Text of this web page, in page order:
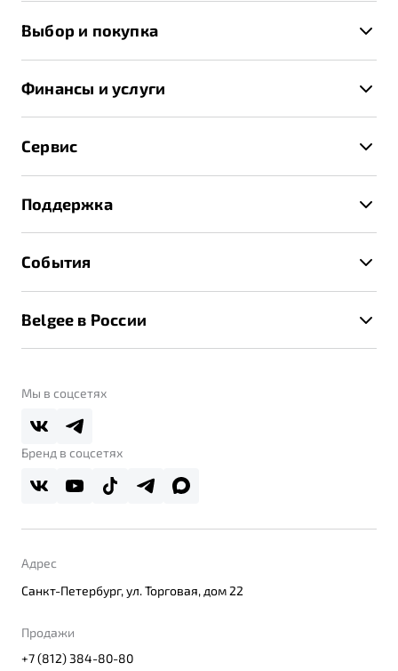
X70
Выбор и покупка
Записаться на тест-драйв
Получить предложение
Финансы и услуги
Страхование
Расчет КАСКО
Сервис
Техническое обслуживание
Калькулятор ТО
Поддержка
Помощь на дорогах
Belgee Линк
Belgee Плюс
Реферальная программа
События
Belgee в России
О дилерском центре
Правовая информация
Мы в соцсетях
Бренд в соцсетях
Адрес
Санкт-Петербург, ул. Торговая, дом 22
Продажи
+7 (812) 384-80-80